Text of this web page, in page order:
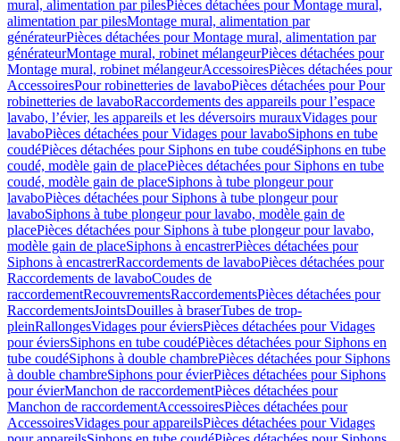
mural, alimentation par pilesPièces détachées pour Montage mural,
alimentation par pilesMontage mural, alimentation par
générateurPièces détachées pour Montage mural, alimentation par
générateurMontage mural, robinet mélangeurPièces détachées pour
Montage mural, robinet mélangeurAccessoiresPièces détachées pour
AccessoiresPour robinetteries de lavaboPièces détachées pour Pour
robinetteries de lavaboRaccordements des appareils pour l’espace
lavabo, l’évier, les appareils et les déversoirs murauxVidages pour
lavaboPièces détachées pour Vidages pour lavaboSiphons en tube
coudéPièces détachées pour Siphons en tube coudéSiphons en tube
coudé, modèle gain de placePièces détachées pour Siphons en tube
coudé, modèle gain de placeSiphons à tube plongeur pour
lavaboPièces détachées pour Siphons à tube plongeur pour
lavaboSiphons à tube plongeur pour lavabo, modèle gain de
placePièces détachées pour Siphons à tube plongeur pour lavabo,
modèle gain de placeSiphons à encastrerPièces détachées pour
Siphons à encastrerRaccordements de lavaboPièces détachées pour
Raccordements de lavaboCoudes de
raccordementRecouvrementsRaccordementsPièces détachées pour
RaccordementsJointsDouilles à braserTubes de trop-
pleinRallongesVidages pour éviersPièces détachées pour Vidages
pour éviersSiphons en tube coudéPièces détachées pour Siphons en
tube coudéSiphons à double chambrePièces détachées pour Siphons
à double chambreSiphons pour évierPièces détachées pour Siphons
pour évierManchon de raccordementPièces détachées pour
Manchon de raccordementAccessoiresPièces détachées pour
AccessoiresVidages pour appareilsPièces détachées pour Vidages